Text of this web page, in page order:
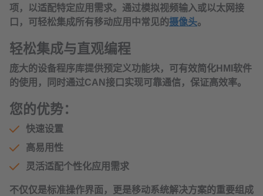
项，以适配特定应用需求。通过模拟视频输入或以太网接
口，可轻松集成所有移动应用中常见的摄像头。
轻松集成与直观编程
庞大的设备程序库提供预定义功能块，可有效简化HMI软件
的使用，同时通过CAN接口实现可靠通信，保证高效率。
您的优势：
快速设置
高易用性
灵活适配个性化应用需求
不仅仅是标准操作界面，更是移动系统解决方案的重要组成